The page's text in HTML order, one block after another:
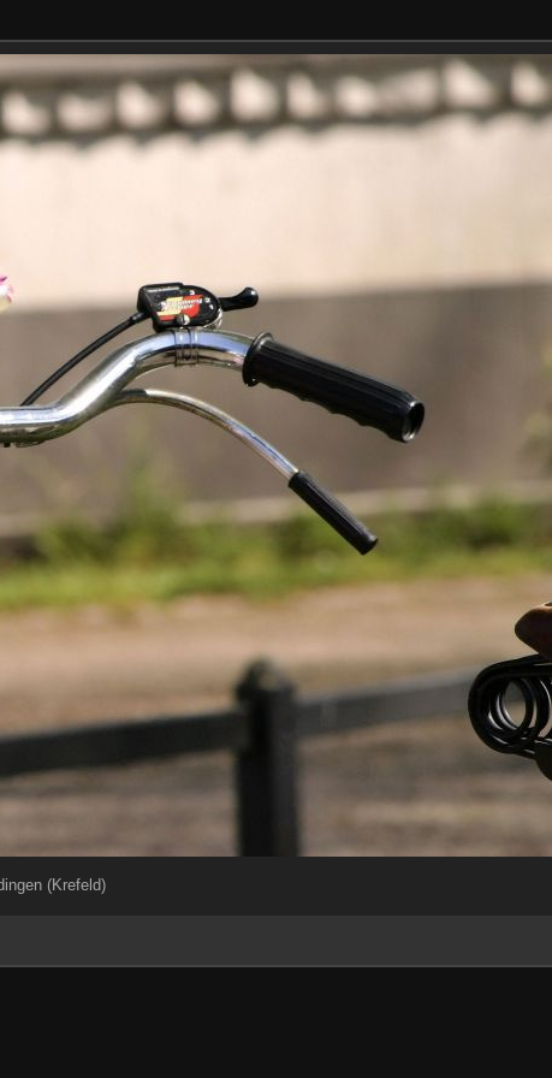
(Krefeld)